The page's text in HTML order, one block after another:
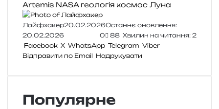
Artemis NASA геологія космос Луна
Лайфхакер20.02.2026Останнє оновлення:
20.02.2026
0 88 Хвилин на читання: 2
Facebook X WhatsApp Telegram Viber
Відправити по Email Надрукувати
Популярне